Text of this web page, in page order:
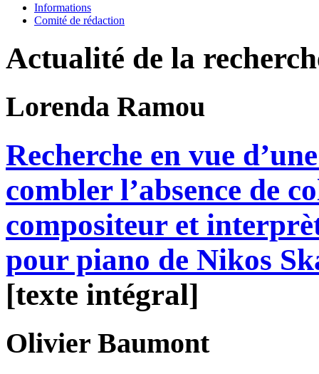
Informations
Comité de rédaction
Actualité de la
Lorenda Ramou
Recherche en vue
combler l’absence de
compositeur et
pour piano de Nikos
[texte intégral]
Olivier Baumont